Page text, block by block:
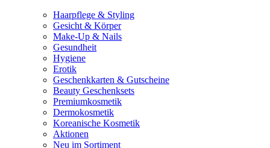
Haarpflege & Styling
Gesicht & Körper
Make-Up & Nails
Gesundheit
Hygiene
Erotik
Geschenkkarten & Gutscheine
Beauty Geschenksets
Premiumkosmetik
Dermokosmetik
Koreanische Kosmetik
Aktionen
Neu im Sortiment